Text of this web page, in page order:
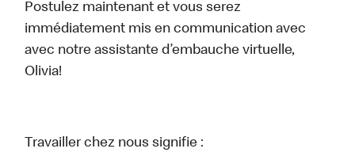
Postulez maintenant et vous serez
immédiatement mis en communication avec
avec notre assistante d’embauche virtuelle,
Olivia!
Travailler chez nous signifie :